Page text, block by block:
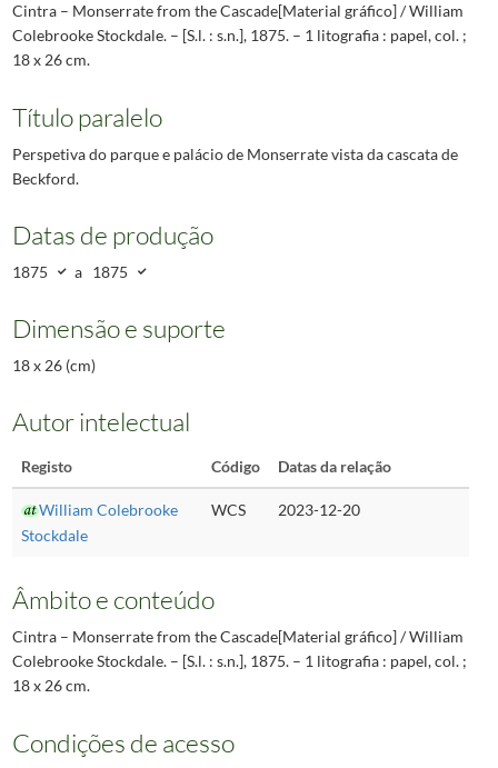
Cintra – Monserrate from the Cascade[Material gráfico] / William
Colebrooke Stockdale. – [S.l. : s.n.], 1875. – 1 litografia : papel, col. ;
18 x 26 cm.
Título paralelo
Perspetiva do parque e palácio de Monserrate vista da cascata de
Beckford.
Datas de produção
1875 a 1875
Dimensão e suporte
18 x 26 (cm)
Autor intelectual
Registo Código Datas da relação
William Colebrooke
Stockdale
WCS 2023-12-20
Âmbito e conteúdo
Cintra – Monserrate from the Cascade[Material gráfico] / William
Colebrooke Stockdale. – [S.l. : s.n.], 1875. – 1 litografia : papel, col. ;
18 x 26 cm.
Condições de acesso